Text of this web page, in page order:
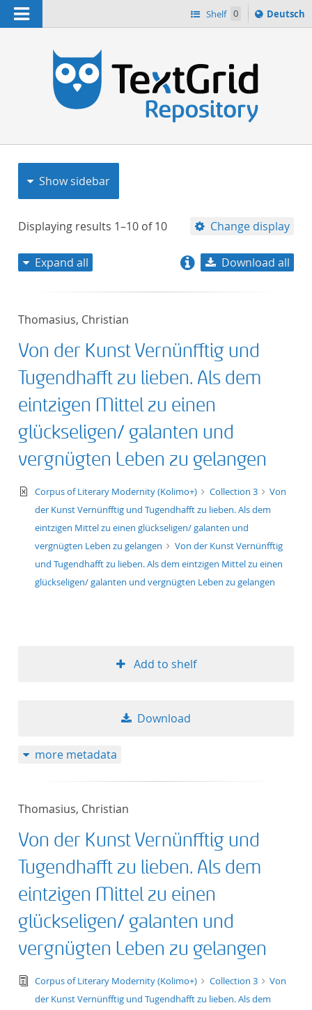
Navigation Shelf 0
Sprache
ï¿½ndern
Deutsch
Show sidebar
Displaying results 1–10 of10 Change display
title descending
format
publication date
publication date
10
Expand all Download all
Thomasius, Christian
Von der Kunst Vernünfftig und
Tugendhafft zu lieben. Als dem
eintzigen Mittel zu einen
glückseligen/ galanten und
vergnügten Leben zu gelangen
text/xml
Corpus of Literary Modernity (Kolimo+) Collection 3
Von
der Kunst Vernünfftig und Tugendhafft zu lieben. Als dem
eintzigen Mittel zu einen glückseligen/ galanten und
vergnügten Leben zu gelangen
Von der Kunst Vernünfftig
und Tugendhafft zu lieben. Als dem eintzigen Mittel zu einen
glückseligen/ galanten und vergnügten Leben zu gelangen
Add to shelf
Download
more metadata
Thomasius, Christian
Von der Kunst Vernünfftig und
Tugendhafft zu lieben. Als dem
eintzigen Mittel zu einen
glückseligen/ galanten und
vergnügten Leben zu gelangen
text/tg.edition+tg.aggregation+xml
Corpus of Literary Modernity (Kolimo+) Collection 3
Von
der Kunst Vernünfftig und Tugendhafft zu lieben. Als dem